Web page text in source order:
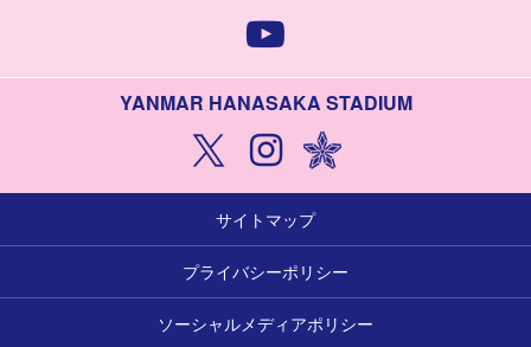
YANMAR HANASAKA STADIUM
サイトマップ
プライバシーポリシー
ソーシャルメディアポリシー